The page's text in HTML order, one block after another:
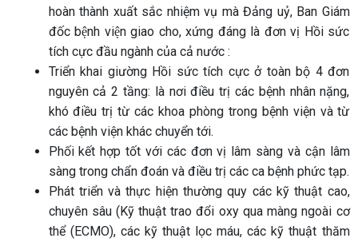
hoàn thành xuất sắc nhiệm vụ mà Đảng uỷ, Ban Giám
đốc bệnh viện giao cho, xứng đáng là đơn vị Hồi sức
tích cực đầu ngành của cả nước :
Triển khai giường Hồi sức tích cực ở toàn bộ 4 đơn
nguyên cả 2 tầng: là nơi điều trị các bệnh nhân nặng,
khó điều trị từ các khoa phòng trong bệnh viện và từ
các bệnh viện khác chuyển tới.
Phối kết hợp tốt với các đơn vị lâm sàng và cận lâm
sàng trong chẩn đoán và điều trị các ca bệnh phức tạp.
Phát triển và thực hiện thường quy các kỹ thuật cao,
chuyên sâu (Kỹ thuật trao đổi oxy qua màng ngoài cơ
thể (ECMO), các kỹ thuật lọc máu, các kỹ thuật thăm